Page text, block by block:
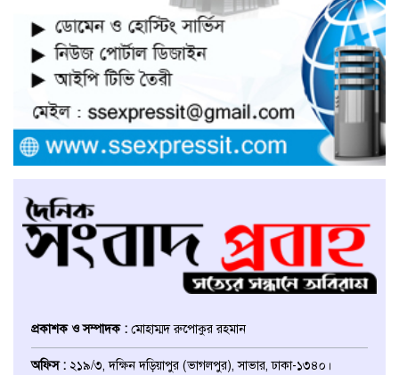
সাভারে নারী উদ্যোক্তার খামার ভাংচুর,
৫ লাখ টাকার ক্ষয়ক্ষতি
উভয়পক্ষের সমঝোতায় ধর্মঘট
প্রত্যাহার করায় সাভারের মুরগীর
বাজার স্বাভাবিক
আলমগীর হোসেন
আশুলিয়ায় চাঁদার টাকা হালাল করতে
পুলিশ কর্মকর্তাকে ফাঁসানোর অভিযোগ
ঢাকা জেলা উত্তর ছাত্রদলের সহ-
প্রকাশক ও সম্পাদক : মোহাম্মদ রুপোকুর রহমান
অফিস : ২১৯/৩, দক্ষিন দড়িয়াপুর (ভাগলপুর), সাভার, ঢাকা-১৩৪০।